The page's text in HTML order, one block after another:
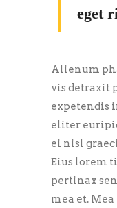
eget
Alienum
vis detraxit
expetendis
eliter
ei nisl
Eius lorem
pertinax
mea et.